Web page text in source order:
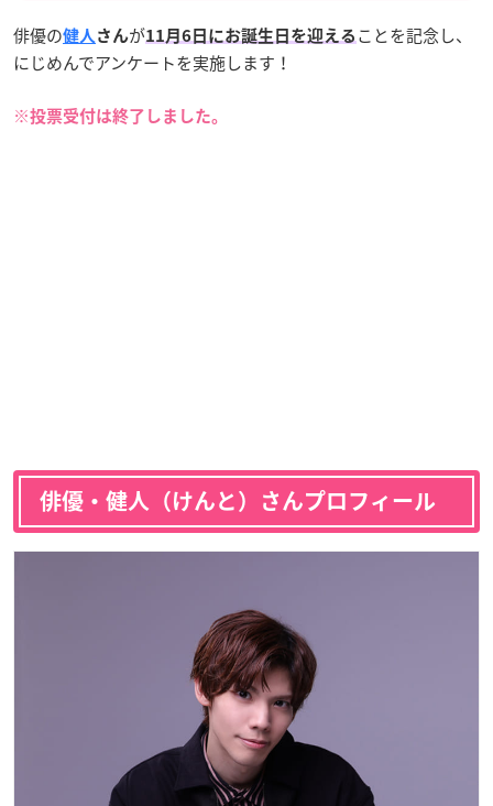
俳優の健人 さんが11月6日にお誕生日を迎える ことを記念し、
にじめんでアンケートを実施します！
※投票受付は終了しました。
俳優・健人（けんと）さんプロフィール